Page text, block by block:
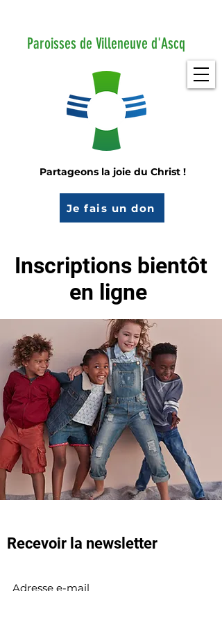
Paroisses de Villeneuve d'Ascq
Partageons la joie du Christ !
Je fais un don
Inscriptions bientôt
en ligne
Recevoir la newsletter